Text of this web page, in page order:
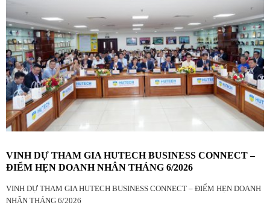
VINH DỰ THAM GIA HUTECH BUSINESS CONNECT –
ĐIỂM HẸN DOANH NHÂN THÁNG 6/2026
VINH DỰ THAM GIA HUTECH BUSINESS CONNECT – ĐIỂM HẸN DOANH
NHÂN THÁNG 6/2026